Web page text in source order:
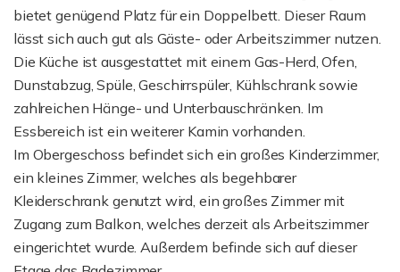
bietet genügend Platz für ein Doppelbett. Dieser Raum
lässt sich auch gut als Gäste- oder Arbeitszimmer nutzen.
Die Küche ist ausgestattet mit einem Gas-Herd, Ofen,
Dunstabzug, Spüle, Geschirrspüler, Kühlschrank sowie
zahlreichen Hänge- und Unterbauschränken. Im
Essbereich ist ein weiterer Kamin vorhanden.
Im Obergeschoss befindet sich ein großes Kinderzimmer,
ein kleines Zimmer, welches als begehbarer
Kleiderschrank genutzt wird, ein großes Zimmer mit
Zugang zum Balkon, welches derzeit als Arbeitszimmer
eingerichtet wurde. Außerdem befinde sich auf dieser